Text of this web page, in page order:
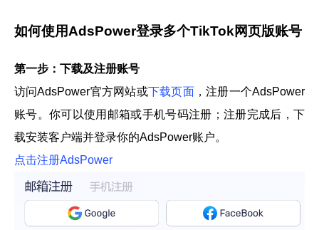
如何使用AdsPower登录多个TikTok网页版账号
第一步：下载及注册账号
访问AdsPower官方网站或下载页面，注册一个AdsPower
账号。你可以使用邮箱或手机号码注册；注册完成后，下
载安装客户端并登录你的AdsPower账户。
点击注册AdsPower